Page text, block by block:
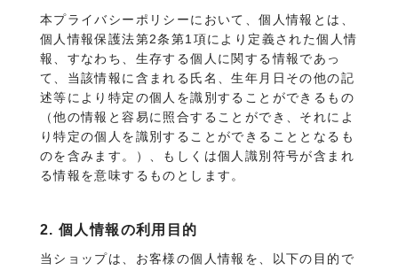
本プライバシーポリシーにおいて、個人情報とは、
個人情報保護法第2条第1項により定義された個人情
報、すなわち、生存する個人に関する情報であっ
て、当該情報に含まれる氏名、生年月日その他の記
述等により特定の個人を識別することができるもの
（他の情報と容易に照合することができ、それによ
り特定の個人を識別することができることとなるも
のを含みます。）、もしくは個人識別符号が含まれ
る情報を意味するものとします。
2. 個人情報の利用目的
当ショップは、お客様の個人情報を、以下の目的で